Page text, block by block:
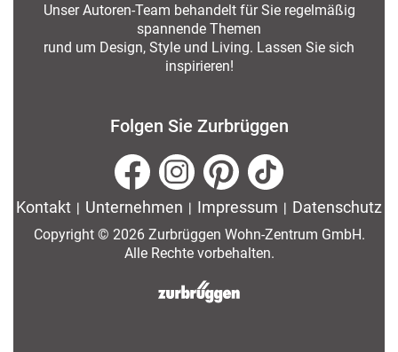
Unser Autoren-Team behandelt für Sie regelmäßig
spannende Themen
rund um Design, Style und Living. Lassen Sie sich
inspirieren!
Folgen Sie Zurbrüggen
Kontakt | Unternehmen | Impressum | Datenschutz
Copyright © 2026 Zurbrüggen Wohn-Zentrum GmbH.
Alle Rechte vorbehalten.